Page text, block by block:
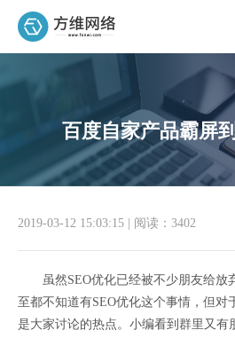
百度自家产品霸屏
2019-03-12 15:03:15 阅读：3402
虽然SEO优化已经被不少朋友给放
至都不知道有SEO优化这个事情，但对
是大家讨论的热点。小编看到群里又有